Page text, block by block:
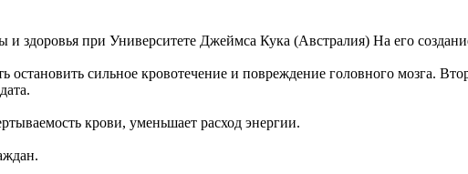
здоровья при Университете Джеймса Кука (Австралия) На его
сильное кровотечение и повреждение головного мозга.
крови, уменьшает расход энергии.